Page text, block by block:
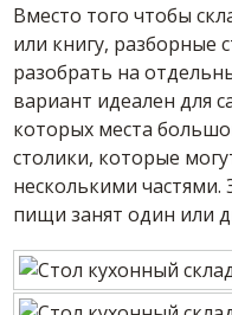
Вместо того чтобы
или книгу, разборные
разобрать на
вариант идеален для
которых места
столики, которые
несколькими
пищи занят один или